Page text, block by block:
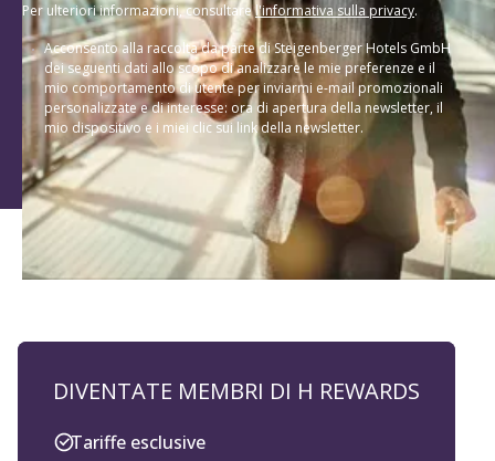
Per ulteriori informazioni, consultarel'informativa sulla privacy.
Acconsento alla raccolta da parte di Steigenberger Hotels GmbH
dei seguenti dati allo scopo di analizzare le mie preferenze e il
mio comportamento di utente per inviarmi e-mail promozionali
personalizzate e di interesse: ora di apertura della newsletter, il
mio dispositivo e i miei clic sui link della newsletter.
DIVENTATE MEMBRI DI H REWARDS
Tariffe esclusive